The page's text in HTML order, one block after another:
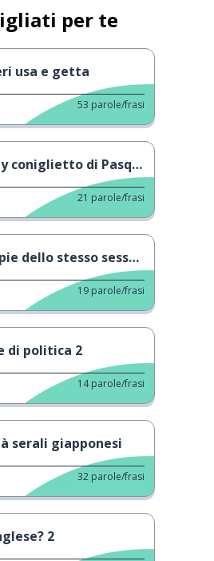
per te
usa e getta
53 parole/frasi
coniglietto di Pasqua
21 parole/frasi
stesso sesso possono avere figli?
19 parole/frasi
di politica 2
14 parole/frasi
serali giapponesi
32 parole/frasi
2